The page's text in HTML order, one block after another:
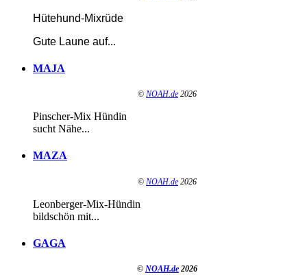
Hütehund-Mixrüde
Gute Laune auf...
MAJA
© NOAH.de 2026
Pinscher-Mix Hündin
sucht Nähe...
MAZA
© NOAH.de 2026
Leonberger-Mix-Hündin
bildschön mit...
GAGA
© NOAH.de 2026